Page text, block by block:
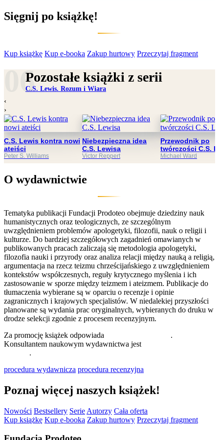
Sięgnij po książkę!
Kup książkę Kup e-booka Zakup hurtowy Przeczytaj fragment
Pozostałe książki z serii
C.S. Lewis. Rozum i Wiara
‹
›
C.S. Lewis kontra nowi
ateiści
Peter S. Williams
Niebezpieczna idea
C.S. Lewisa
Victor Reppert
Przewodnik po
twórczości C.S.
Michael Ward
O wydawnictwie
Tematyka publikacji Fundacji Prodoteo obejmuje dziedziny nauk
humanistycznych oraz teologicznych, ze szczególnym
uwzględnieniem problemów apologetyki, filozofii, nauk o religii i
kulturze. Do bardziej szczegółowych zagadnień omawianych w
publikowanych pracach zaliczają się metodologia apologetyki,
filozofia nauki i przyrody oraz analiza relacji między nauką a religią,
argumentacja na rzecz teizmu chrześcijańskiego z uwzględnieniem
kontekstów współczesnych, reguły krytycznego myślenia i ich
zastosowanie w sporze między teizmem i ateizmem. Publikacje do
tłumaczenia wybierane są w oparciu o recenzje i opinie
zagranicznych i krajowych specjalistów. W niedalekiej przyszłości
planowane są wydania prac oryginalnych, wybieranych do druku w
drodze selekcji zgodnie z procesem recenzyjnym.
Za promocję książek odpowiada
.
Konsultantem naukowym wydawnictwa jest
.
procedura wydawnicza procedura recenzyjna
Poznaj więcej naszych książek!
Nowości Bestsellery Serie Autorzy Cała oferta
Kup książkę Kup e-booka Zakup hurtowy Przeczytaj fragment